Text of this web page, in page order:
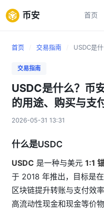
币安 首页
首页 交易指南 USDC是
交易指南
USDC是什么？币
的用途、购买与支
2026-05-31 13:31
什么是USDC
USDC 是一种与美元 1:1
于 2018 年推出，目标是
区块链提升转账与支付效
高流动性现金和现金等价